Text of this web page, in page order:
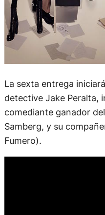
La sexta entrega
detective Jake Peralta,
comediante ganador
Samberg, y su
Fumero).